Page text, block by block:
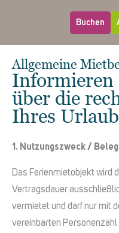
Buchen
Allgemeine
Informieren
über die
Ihres
1. Nutzungszweck /
Das Ferienmietobjekt wird
Vertragsdauer
vermietet und darf nur mit
vereinbarten Personenzahl